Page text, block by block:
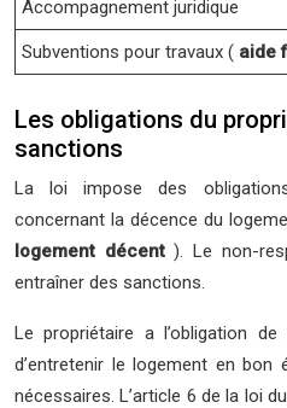
Accompagnement juridique
Subventions pour travaux ( aide
Les obligations du
sanctions
La loi impose des
concernant la décence du
logement décent). Le non-
entraîner des sanctions.
Le propriétaire a l’obligation
d’entretenir le logement en
nécessaires. L’article 6 de la loi